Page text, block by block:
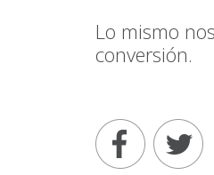
Lo mismo
conversión.